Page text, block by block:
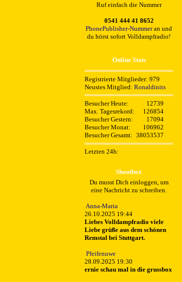
Ruf einfach die Nummer
0541 444 41 8652
PhonePublisher-Nummeran und
du hörst sofort Volldampfradio!
Online Stats
Registrierte Mitglieder: 979
Neustes Mitglied: Ronaldinits
Besucher Heute:
12739
Max. Tagesrekord:
126854
Besucher Gestern:
17094
Besucher Monat:
106962
Besucher Gesamt: 38053537
Letzten 24h:
Shoutbox
Du musst Dich einloggen, um
eine Nachricht zu schreiben.
Anna-Maria
26.10.2025 19:44
Liebes Volldampfradio viele
Liebe grüße aus dem schönen
Remstal bei Stuttgart.
Pfeifenuwe
28.09.2025 19:30
ernie schau mal in die grussbox